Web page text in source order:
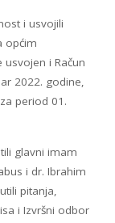
i usvojili
općim
i Račun
2022. godine,
period 01.
glavni imam
i dr. Ibrahim
pitanja,
i Izvršni odbor